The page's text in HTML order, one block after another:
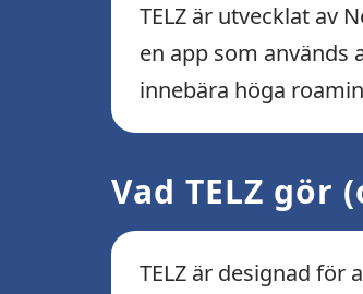
TELZ är utvecklat av
en app som används
innebära höga
Vad TELZ
TELZ är designad